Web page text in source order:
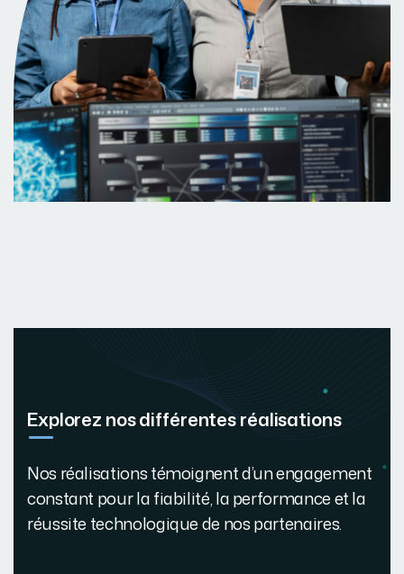
Explorez nos différentes réalisations
Nos réalisations témoignent d’un engagement
constant pour la fiabilité, la performance et la
réussite technologique de nos partenaires.